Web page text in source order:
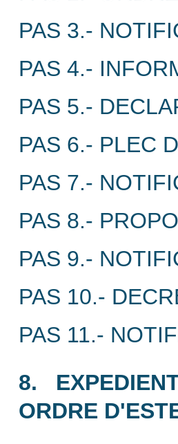
PAS 3.-
PAS 4.-
PAS 5.-
PAS 6.- PLEC
PAS 7.-
PAS 8.-
PAS 9.-
PAS 10.-
PAS 11.-
8.
ORDRE